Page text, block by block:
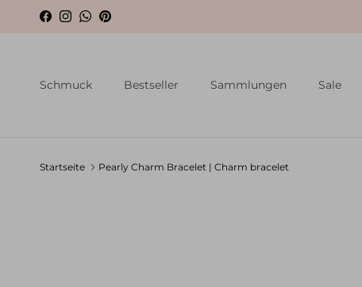
Direkt zum Inhalt
Facebook
Instagram
WhatsApp
Pinterest
Schmuck Bestseller Sammlungen Sale
Startseite Pearly Charm Bracelet | Charm bracelet